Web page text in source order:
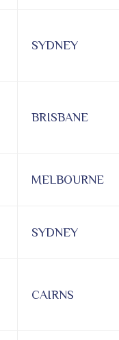
SYDNEY
BRISBANE
MELBOURNE
SYDNEY
CAIRNS